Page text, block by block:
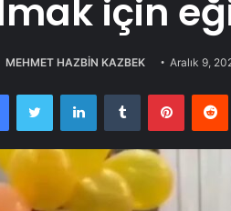
için
MEHMET HAZBİN KAZBEK Aralık 9,
FacebookTwitter LinkedInTumblr Pinterest